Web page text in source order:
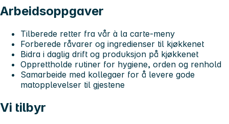
Arbeidsoppgaver
Tilberede retter fra vår à la carte-meny
Forberede råvarer og ingredienser til kjøkkenet
Bidra i daglig drift og produksjon på kjøkkenet
Opprettholde rutiner for hygiene, orden og renhold
Samarbeide med kollegaer for å levere gode
matopplevelser til gjestene
Vi tilbyr